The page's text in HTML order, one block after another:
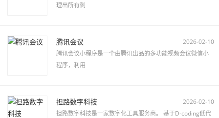
理出所有剩
腾讯会议
2026-02-10
腾讯会议小程序是一个由腾讯出品的多功能视频会议微信小
程序，利用
担路数字科技
2026-02-10
担路数字科技是一家数字化工具服务商。 基于D-coding低代